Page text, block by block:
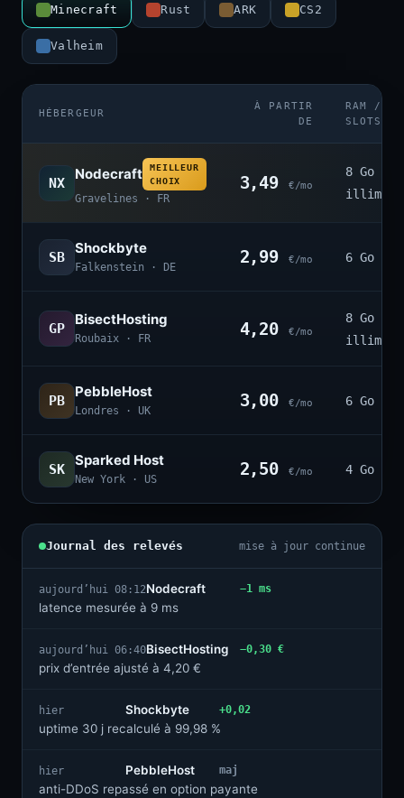
Minecraft Rust ARK CS2
Valheim
HÉBERGEUR
À PARTIR
DE
RAM /
SLOTS
NX
Nodecraft
MEILLEUR
CHOIX
Gravelines · FR
3,49 €/mo
8 Go ·
SB
Shockbyte
Falkenstein · DE
2,99 €/mo 6 Go ·
GP
BisectHosting
Roubaix · FR 4,20 €/mo
8 Go ·
PB
PebbleHost
Londres · UK
3,00 €/mo 6 Go ·
SK
Sparked Host
New York · US
2,50 €/mo 4 Go ·
Journal des relevés mise à jour continue
aujourd’hui 08:12Nodecraft
latence mesurée à 9 ms
−1 ms
aujourd’hui 06:40BisectHosting
prix d’entrée ajusté à 4,20 €
−0,30 €
hier
Shockbyte
uptime 30 j recalculé à 99,98 %
+0,02
hier
PebbleHost
anti-DDoS repassé en option payante
maj